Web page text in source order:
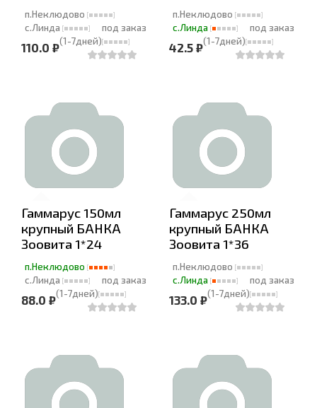
п.Неклюдово
с.Линда
под заказ
(1-7дней)
110.0 ₽
п.Неклюдово
с.Линда
под заказ
(1-7дней)
42.5 ₽
Гаммарус 150мл
крупный БАНКА
Зоовита 1*24
п.Неклюдово
с.Линда
под заказ
(1-7дней)
88.0 ₽
Гаммарус 250мл
крупный БАНКА
Зоовита 1*36
п.Неклюдово
с.Линда
под заказ
(1-7дней)
133.0 ₽